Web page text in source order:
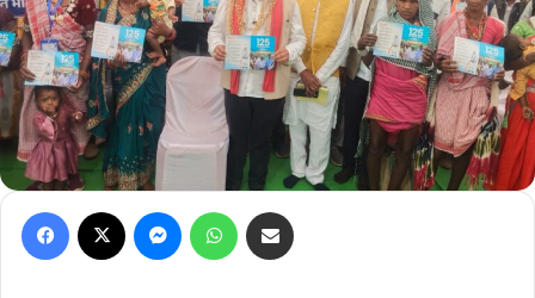
Facebook Messenger WhatsApp